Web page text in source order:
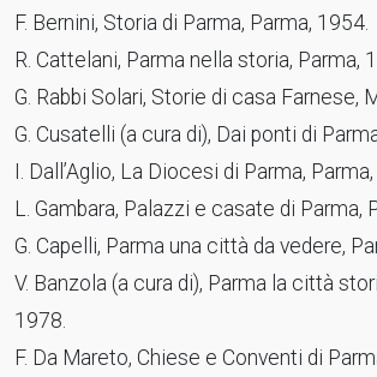
F. Bernini, Storia di Parma, Parma, 1954.
R. Cattelani, Parma nella storia, Parma,
G. Rabbi Solari, Storie di casa Farnese,
G. Cusatelli (a cura di), Dai ponti di
I. Dall’Aglio, La Diocesi di Parma,
L. Gambara, Palazzi e casate di Parma,
G. Capelli, Parma una città da vedere,
V. Banzola (a cura di), Parma la città
1978.
F. Da Mareto, Chiese e Conventi di